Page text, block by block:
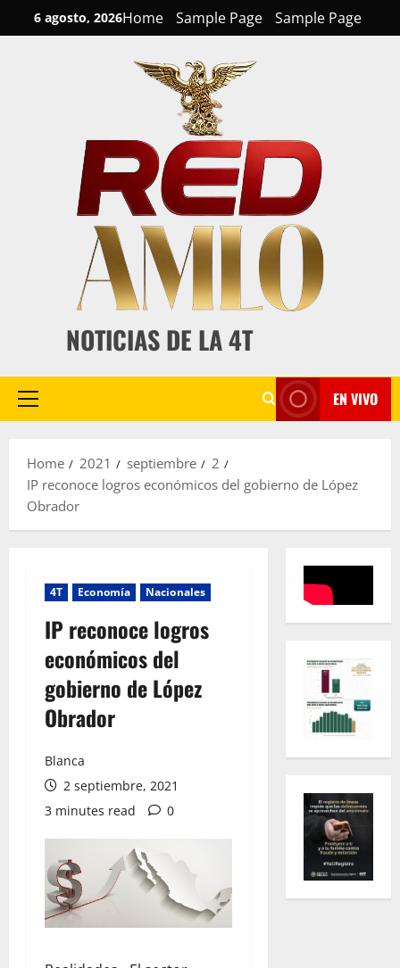
to
6 agosto, 2026Home Sample Page Sample Page
NOTICIAS DE LA 4T
Primary
EN VIVO
Home 2021 septiembre
2
IP reconoce logros económicos del gobierno de López
Obrador
4T Economía Nacionales
IP reconoce logros
económicos del
gobierno de López
Obrador
Blanca
2 septiembre, 2021
3 minutes read
0